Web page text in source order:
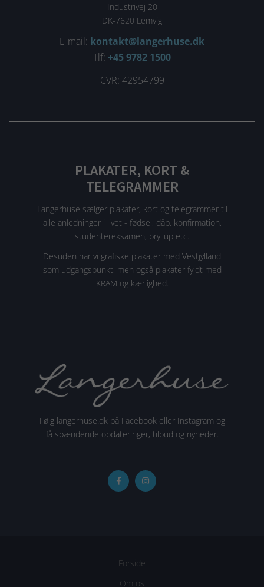
Industrivej 20
DK-7620 Lemvig
E-mail: kontakt@langerhuse.dk
Tlf: +45 9782 1500
CVR: 42954799
PLAKATER, KORT &
TELEGRAMMER
Langerhuse sælger plakater, kort og telegrammer til
alle anledninger i livet - fødsel, dåb, konfirmation,
studentereksamen, bryllup etc.
Desuden har vi grafiske plakater med Vestjylland
som udgangspunkt, men også plakater fyldt med
KRAM og kærlighed.
Følg langerhuse.dk på Facebook eller Instagram og
få spændende opdateringer, tilbud og nyheder.
Forside
Om os